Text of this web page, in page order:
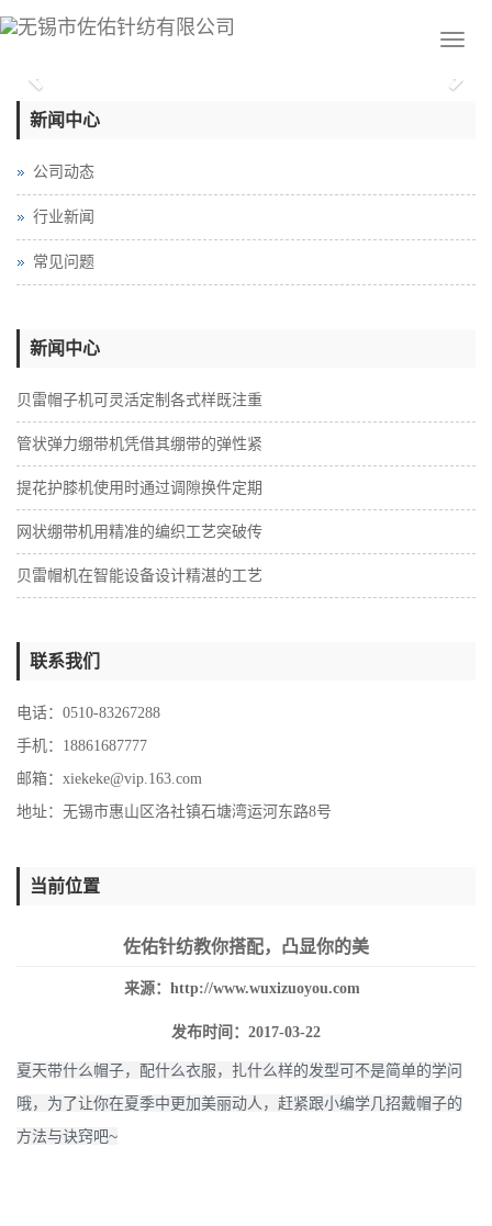
Previous
新闻中心
公司动态
行业新闻
常见问题
新闻中心
贝雷帽子机可灵活定制各式样既注重
管状弹力绷带机凭借其绷带的弹性紧
提花护膝机使用时通过调隙换件定期
网状绷带机用精准的编织工艺突破传
贝雷帽机在智能设备设计精湛的工艺
联系我们
电话：0510-83267288
手机：18861687777
邮箱： xiekeke@vip.163.com
地址：无锡市惠山区洛社镇石塘湾运河东路8号
当前位置
佐佑针纺教你搭配，凸显你的美
来源： http://www.wuxizuoyou.com
发布时间：2017-03-22
夏天带什么帽子，配什么衣服，扎什么样的发型可不是简单的学问
哦，为了让你在夏季中更加美丽动人，赶紧跟小编学几招戴帽子的
方法与诀窍吧~